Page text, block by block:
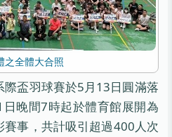
之全體大合照
際盃羽球賽於5月13日圓滿落
晚間7時起於體育館展開為
賽事，共計吸引超過400人次